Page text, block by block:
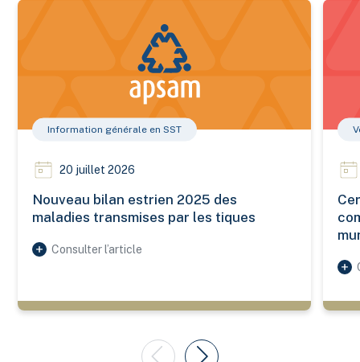
Nouveau bilan estrien 2025 des maladies transmises par les
Information générale en SST
20 juillet 2026
Nouveau bilan estrien 2025 des
maladies transmises par les tiques
Consulter l’article